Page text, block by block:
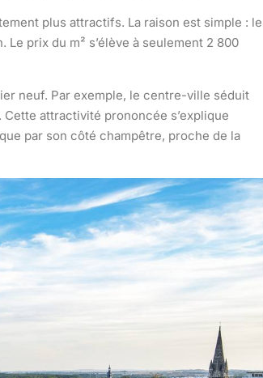
plus attractifs. La raison est simple : le
prix du m² s’élève à seulement 2 800
neuf. Par exemple, le centre-ville séduit
attractivité prononcée s’explique
par son côté champêtre, proche de la